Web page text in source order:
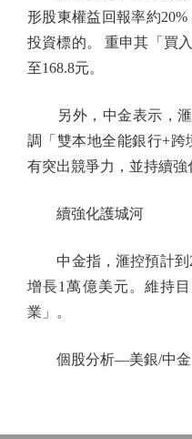
形股東權益回報率約
投資標的。 重申其「買
至168.8元。
另外，中金表示，滙
調「雙本地全能銀行+跨
有突出競爭力，並持續強
續強化護城河
中金指，滙控預計到
增長1萬億美元。維持
業」。
個股分析—美銀/中金